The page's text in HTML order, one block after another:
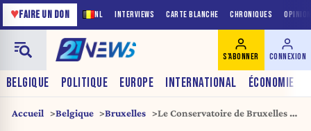
NL INTERVIEWS CARTE BLANCHE CHRONIQUES
♥FAIRE UN DON
BELGIQUE POLITIQUE EUROPE INTERNATIONAL ÉCONOMIE
S'ABONNER CONNEXION
Accueil Belgique Bruxelles
Le Conservatoire de Bruxelles va